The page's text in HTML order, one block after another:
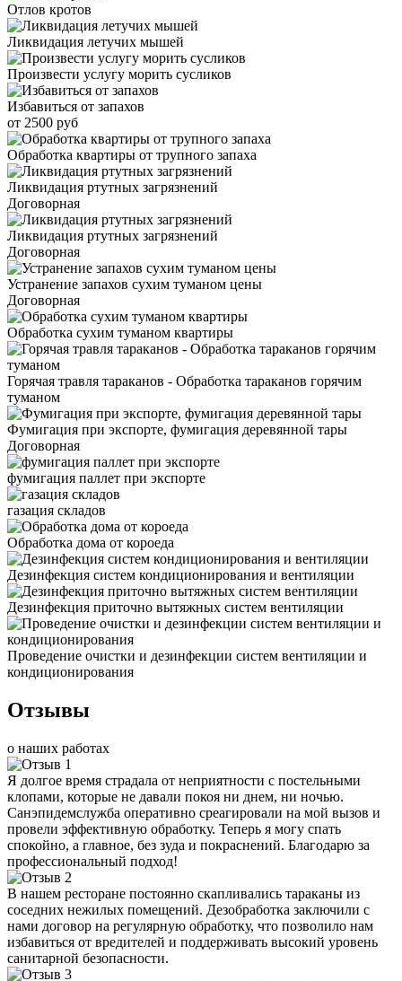
Отлов кротов
Ликвидация летучих мышей
Произвести услугу морить сусликов
Избавиться от запахов
от 2500 руб
Обработка квартиры от трупного запаха
Ликвидация ртутных загрязнений
Договорная
Ликвидация ртутных загрязнений
Договорная
Устранение запахов сухим туманом цены
Договорная
Обработка сухим туманом квартиры
Горячая травля тараканов - Обработка тараканов горячим
туманом
Фумигация при экспорте, фумигация деревянной тары
Договорная
фумигация паллет при экспорте
газация складов
Обработка дома от короеда
Дезинфекция систем кондиционирования и вентиляции
Дезинфекция приточно вытяжных систем вентиляции
Проведение очистки и дезинфекции систем вентиляции и
кондиционирования
Отзывы
о наших работах
Я долгое время страдала от неприятности с постельными
клопами, которые не давали покоя ни днем, ни ночью.
Санэпидемслужба оперативно среагировали на мой вызов и
провели эффективную обработку. Теперь я могу спать
спокойно, а главное, без зуда и покраснений. Благодарю за
профессиональный подход!
В нашем ресторане постоянно скапливались тараканы из
соседних нежилых помещений. Дезобработка заключили с
нами договор на регулярную обработку, что позволило нам
избавиться от вредителей и поддерживать высокий уровень
санитарной безопасности.